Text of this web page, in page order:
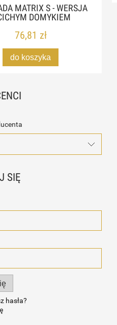
MATRIX S - WERSJA
DOMYKIEM
76,81 zł
do koszyka
SIĘ
hasła?